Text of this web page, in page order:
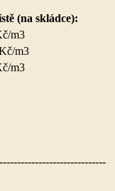
(na skládce):
m3
m3